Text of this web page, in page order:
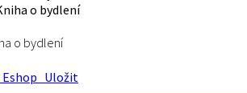
o bydlení
Uložit